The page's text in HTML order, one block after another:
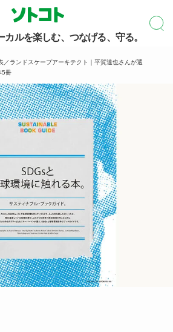
カルを楽しむ、つなげる、守る。
／ランドスケープアーキテクト｜平賀達也さんが選
5冊